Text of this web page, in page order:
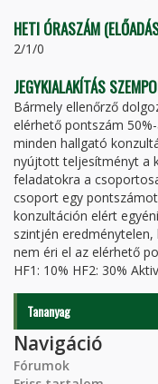
HETI ÓRASZÁM
2/1/0
JEGYKIALAKÍTÁS
Bármely ellenőrző
elérhető pontszám
minden hallgató
nyújtott teljesítményt a
feladatokra a
csoport egy
konzultáción elért
szintjén
nem éri el az elérhető
HF1: 10% HF2: 30%
Tananyag
Navigáció
Fórumok